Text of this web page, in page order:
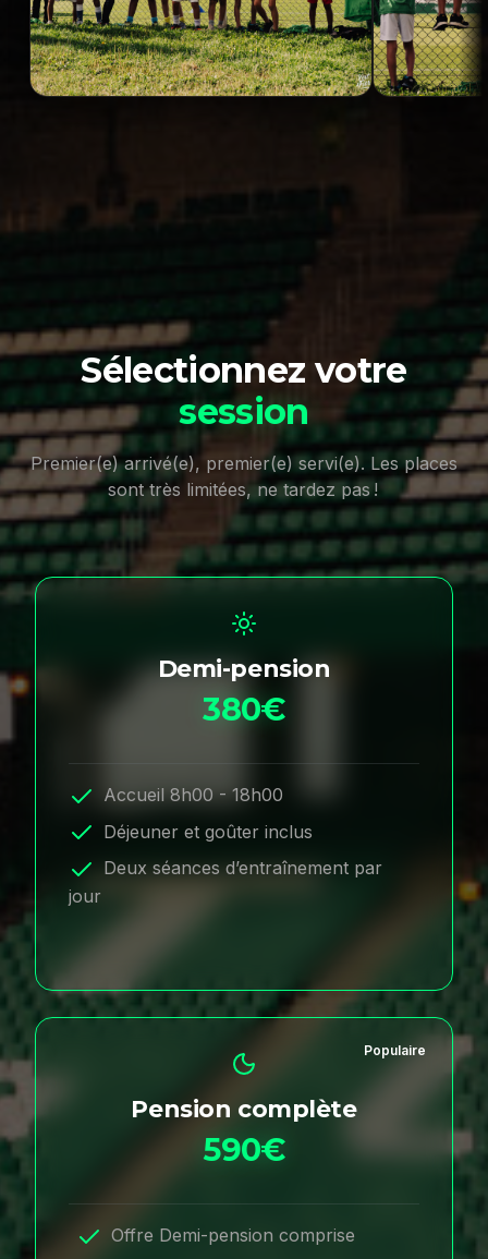
Sélectionnez votre
session
Premier(e) arrivé(e), premier(e) servi(e). Les places
sont très limitées, ne tardez pas !
Demi-pension
380€
Accueil 8h00 - 18h00
Déjeuner et goûter inclus
Deux séances d’entraînement par
jour
Populaire
Pension complète
590€
Offre Demi-pension comprise